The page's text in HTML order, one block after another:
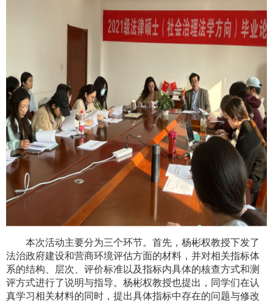
本次活动主要分为三个环节。首先，杨彬权教授下发了
法治政府建设和营商环境评估方面的材料，并对相关指标体
系的结构、层次、评价标准以及指标内具体的核查方式和测
评方式进行了说明与指导。杨彬权教授也提出，同学们在认
真学习相关材料的同时，提出具体指标中存在的问题与修改